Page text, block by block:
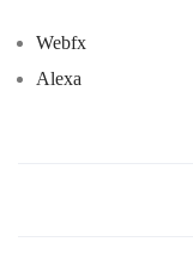
Webfx
Alexa